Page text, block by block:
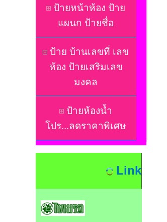
ป้ายหน้าห้อง ป้าย
แผนก ป้ายชื่อ
ป้าย บ้านเลขที่ เลข
ห้อง ป้ายเสริมเลข
มงคล
ป้ายห้องน้ำ
โปร...ลดราคาพิเศษ
Link